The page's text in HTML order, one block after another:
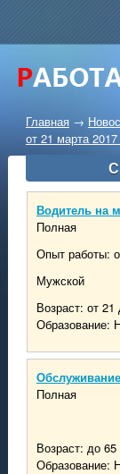
Главная →
от 21 марта 2017
Водитель на
Полная
Опыт работы:
Мужской
Возраст: от 21
Образование:
Полная
Возраст: до 65
Образование: